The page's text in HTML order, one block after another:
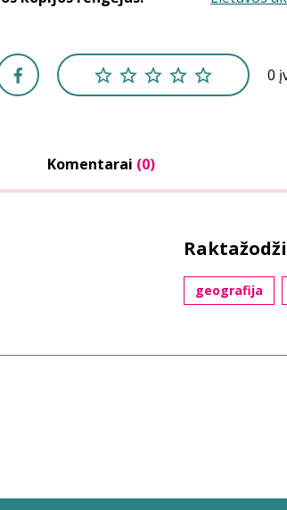
0
Komentarai (0)
geografija